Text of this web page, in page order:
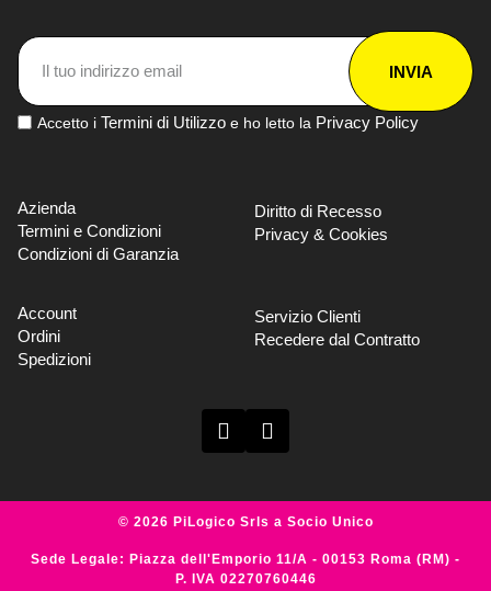
INVIA
Accetto i Termini di Utilizzo e ho letto la Privacy Policy
Azienda
Termini e Condizioni
Condizioni di Garanzia
Diritto di Recesso
Privacy & Cookies
Account
Ordini
Spedizioni
Servizio Clienti
Recedere dal Contratto
© 2026 PiLogico Srls a Socio Unico
Sede Legale: Piazza dell'Emporio 11/A - 00153 Roma (RM) -
P. IVA 02270760446